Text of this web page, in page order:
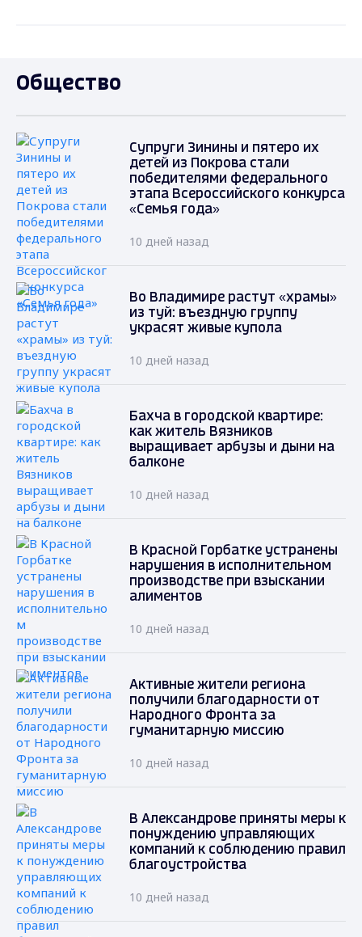
Общество
Супруги Зинины и пятеро их
детей из Покрова стали
победителями федерального
этапа Всероссийского конкурса
«Семья года»
10 дней назад
Во Владимире растут «храмы»
из туй: въездную группу
украсят живые купола
10 дней назад
Бахча в городской квартире:
как житель Вязников
выращивает арбузы и дыни на
балконе
10 дней назад
В Красной Горбатке устранены
нарушения в исполнительном
производстве при взыскании
алиментов
10 дней назад
Активные жители региона
получили благодарности от
Народного Фронта за
гуманитарную миссию
10 дней назад
В Александрове приняты меры к
понуждению управляющих
компаний к соблюдению правил
благоустройства
10 дней назад